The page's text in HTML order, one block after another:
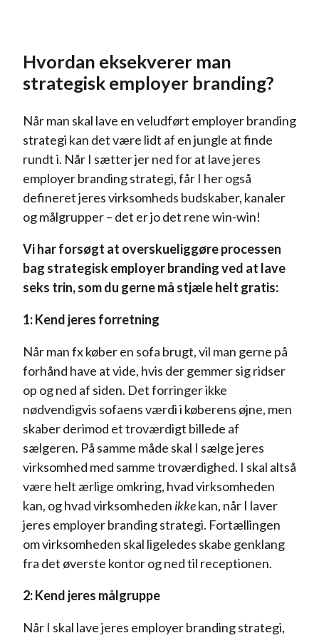
Hvordan eksekverer man
strategisk employer branding?
Når man skal lave en veludført employer branding
strategi kan det være lidt af en jungle at finde
rundt i. Når I sætter jer ned for at lave jeres
employer branding strategi, får I her også
defineret jeres virksomheds budskaber, kanaler
og målgrupper – det er jo det rene win-win!
Vi har forsøgt at overskueliggøre processen
bag strategisk employer branding ved at lave
seks trin, som du gerne må stjæle helt gratis:
1: Kend jeres forretning
Når man fx køber en sofa brugt, vil man gerne på
forhånd have at vide, hvis der gemmer sig ridser
op og ned af siden. Det forringer ikke
nødvendigvis sofaens værdi i køberens øjne, men
skaber derimod et troværdigt billede af
sælgeren. På samme måde skal I sælge jeres
virksomhed med samme troværdighed. I skal altså
være helt ærlige omkring, hvad virksomheden
kan, og hvad virksomheden ikkekan, når I laver
jeres employer branding strategi. Fortællingen
om virksomheden skal ligeledes skabe genklang
fra det øverste kontor og ned til receptionen.
2: Kend jeres målgruppe
Når I skal lave jeres employer branding strategi,